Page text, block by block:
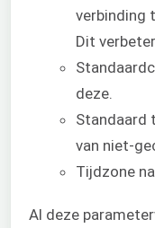
verbinding
Dit
deze.
Standaard
van niet-
Tijdzone
Al deze